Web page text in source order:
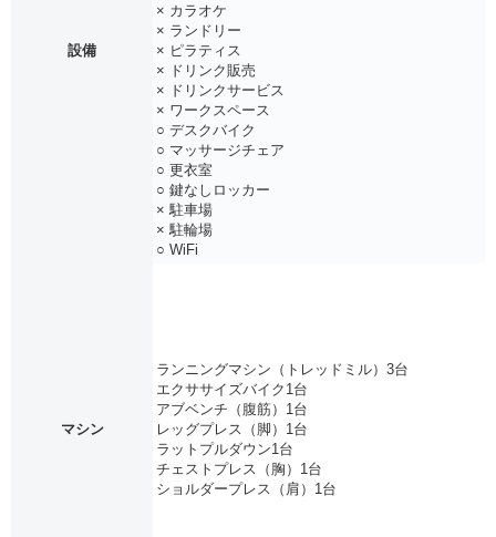
設備
× カラオケ
× ランドリー
× ピラティス
× ドリンク販売
× ドリンクサービス
× ワークスペース
○ デスクバイク
○ マッサージチェア
○ 更衣室
○ 鍵なしロッカー
× 駐車場
× 駐輪場
○ WiFi
マシン
ランニングマシン（トレッドミル）3台
エクササイズバイク1台
アブベンチ（腹筋）1台
レッグプレス（脚）1台
ラットプルダウン1台
チェストプレス（胸）1台
ショルダープレス（肩）1台